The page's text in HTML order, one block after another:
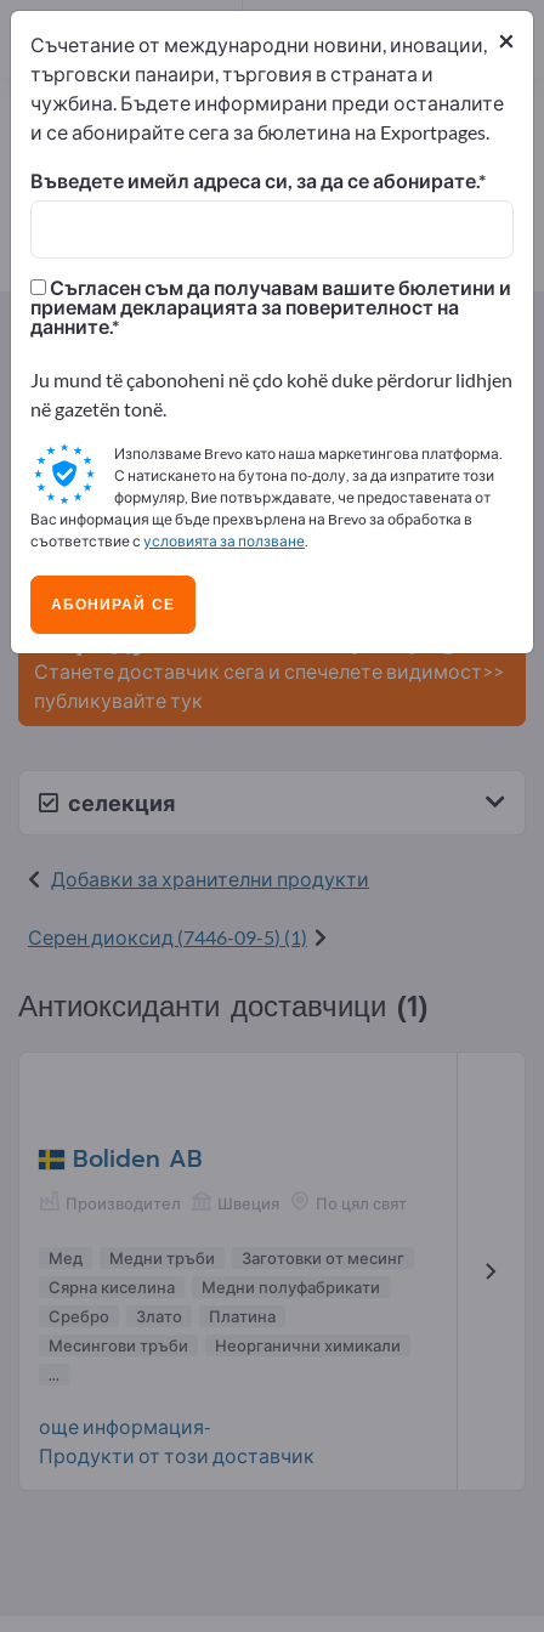
Антиоксиданти – намерете
производители и доставчици
Exportpages
Храни & напитки
Антиоксиданти
Рекламирайте безплатно в
Exportpages!
Нужди – Оферти – Използвани стоки – Бизнес
контакти >> започнете оттук
Публикувайте вашата компания
и продуктите ви на Exportpages.
Станете доставчик сега и спечелете видимост>>
публикувайте тук
селекция
Добавки за хранителни продукти
Серен диоксид (7446-09-5) (1)
Антиоксиданти доставчици (1)
Boliden AB
Производител Швеция По цял свят
Мед Медни тръби
Заготовки от месинг
Сярна киселина
Медни полуфабрикати
Сребро
Злато
Платина
Месингови тръби
Неорганични химикали
...
още информация-
Продукти от този доставчик
×
Съчетание от международни новини, иновации,
търговски панаири, търговия в страната и
чужбина. Бъдете информирани преди останалите
и се абонирайте сега за бюлетина на Exportpages.
Въведете имейл адреса си, за да се абонирате.
Съгласен съм да получавам вашите бюлетини и
приемам декларацията за поверителност на
данните.
Ju mund të çabonoheni në çdo kohë duke përdorur lidhjen
në gazetën tonë.
Използваме Brevo като наша маркетингова платформа.
С натискането на бутона по-долу, за да изпратите този
формуляр, Вие потвърждавате, че предоставената от
Вас информация ще бъде прехвърлена на Brevo за обработка в
съответствие с условията за ползване.
АБОНИРАЙ СЕ